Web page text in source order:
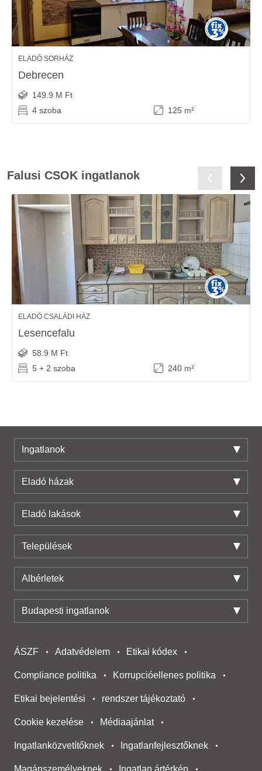
ELADÓ SORHÁZ
Debrecen
149.9 M Ft
4 szoba
125 m²
Falusi CSOK ingatlanok
ELADÓ CSALÁDI HÁZ
Lesencefalu
58.9 M Ft
5 + 2 szoba
240 m²
Ingatlanok
Eladó házak
Eladó lakások
Települések
Albérletek
Budapesti ingatlanok
ÁSZF Adatvédelem Etikai kódex
Compliance politika Korrupcióellenes politika
Etikai bejelentési rendszer tájékoztató
Cookie kezelése Médiaajánlat
Ingatlanközvetítőknek Ingatlanfejlesztőknek
Magánszemélyeknek Ingatlan ártérkép